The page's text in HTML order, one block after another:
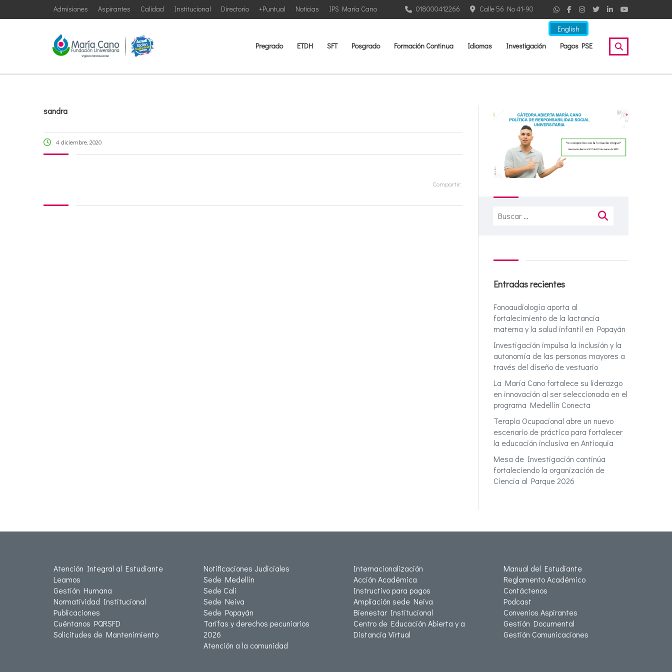
English
IPS María Cano
Noticias
+Puntual
Directorio
Institucional
Calidad
Aspirantes
Admisiones Calle 56 No 41-90
018000412266
Pregrado ETDH SFT Posgrado Formación Continua Idiomas Investigación Pagos PSE
sandra
4 diciembre, 2020
Compartir:
Buscar:
Entradas recientes
Fonoaudiología aporta al
fortalecimiento de la lactancia
materna y la salud infantil en Popayán
Investigación impulsa la inclusión y la
autonomía de las personas mayores a
través del diseño de vestuario
La María Cano fortalece su liderazgo
en innovación al ser seleccionada en el
programa Medellín Conecta
Terapia Ocupacional abre un nuevo
escenario de práctica para fortalecer
la educación inclusiva en Antioquia
Mesa de Investigación continúa
fortaleciendo la organización de
Ciencia al Parque 2026
Atención Integral al Estudiante
Leamos
Gestión Humana
Normatividad Institucional
Publicaciones
Cuéntanos PQRSFD
Solicitudes de Mantenimiento
Notificaciones Judiciales
Sede Medellín
Sede Cali
Sede Neiva
Sede Popayán
Tarifas y derechos pecuniarios
2026
Atención a la comunidad
Internacionalización
Acción Académica
Instructivo para pagos
Ampliación sede Neiva
Bienestar Institucional
Centro de Educación Abierta y a
Distancia Virtual
Manual del Estudiante
Reglamento Académico
Contáctenos
Podcast
Convenios Aspirantes
Gestión Documental
Gestión Comunicaciones